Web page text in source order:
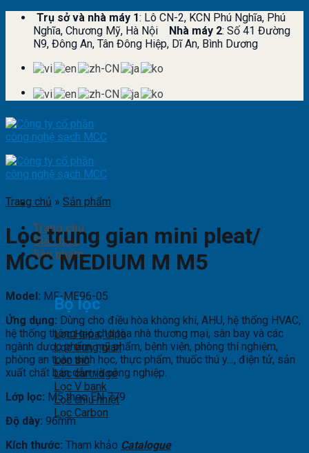
Skip
content
Trụ sở và nhà máy 1: Lô CN-2, KCN Phú Nghĩa, Phú
Nghĩa, Chương Mỹ, Hà Nội
Nhà máy 2: Số 41 Đường
N9, Đông An, Tân Đông Hiệp, Dĩ An, Bình Dương
Trang chủ
Giới thiệu
Sản phẩm
Bộ lọc
Lọc Hepa, Ulpa
Lọc trung gian
Lọc thô
Lọc cartridge
Lọc V bank
Lọc chịu nhiệt
Lọc Carbon
Trang chủ » Sản phẩm
Lọc trung gian mini pleat/
MCC MEDIUM M M5
Model: MF-ME96-05
Ứng dụng: Dùng cho điều hòa không khí, AHU, hệ thống HVAC,
hệ thống thông gió cho tòa nhà thương mại, sân bay và các
ngành dược phẩm, mỹ phẩm, bệnh viện, phòng thí nghiệm,
phòng an toàn sinh học, thực phẩm, thuốc thú y…, điện tử, sản
xuất chất bán dẫn và công nghiệp.
Lớp lọc: M5 theo EN 779
Độ dày: 96mm
Kích thước: Tham khảo Catalogue